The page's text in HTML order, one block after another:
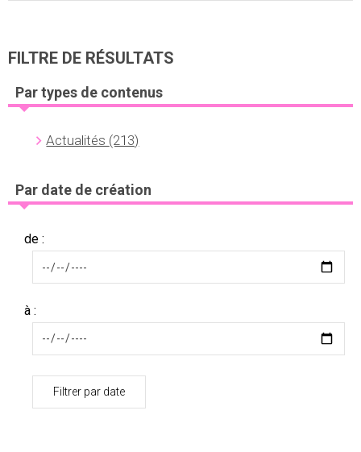
FILTRE DE RÉSULTATS
Par types de contenus
Actualités (213)
Par date de création
de :
à :
Filtrer par date